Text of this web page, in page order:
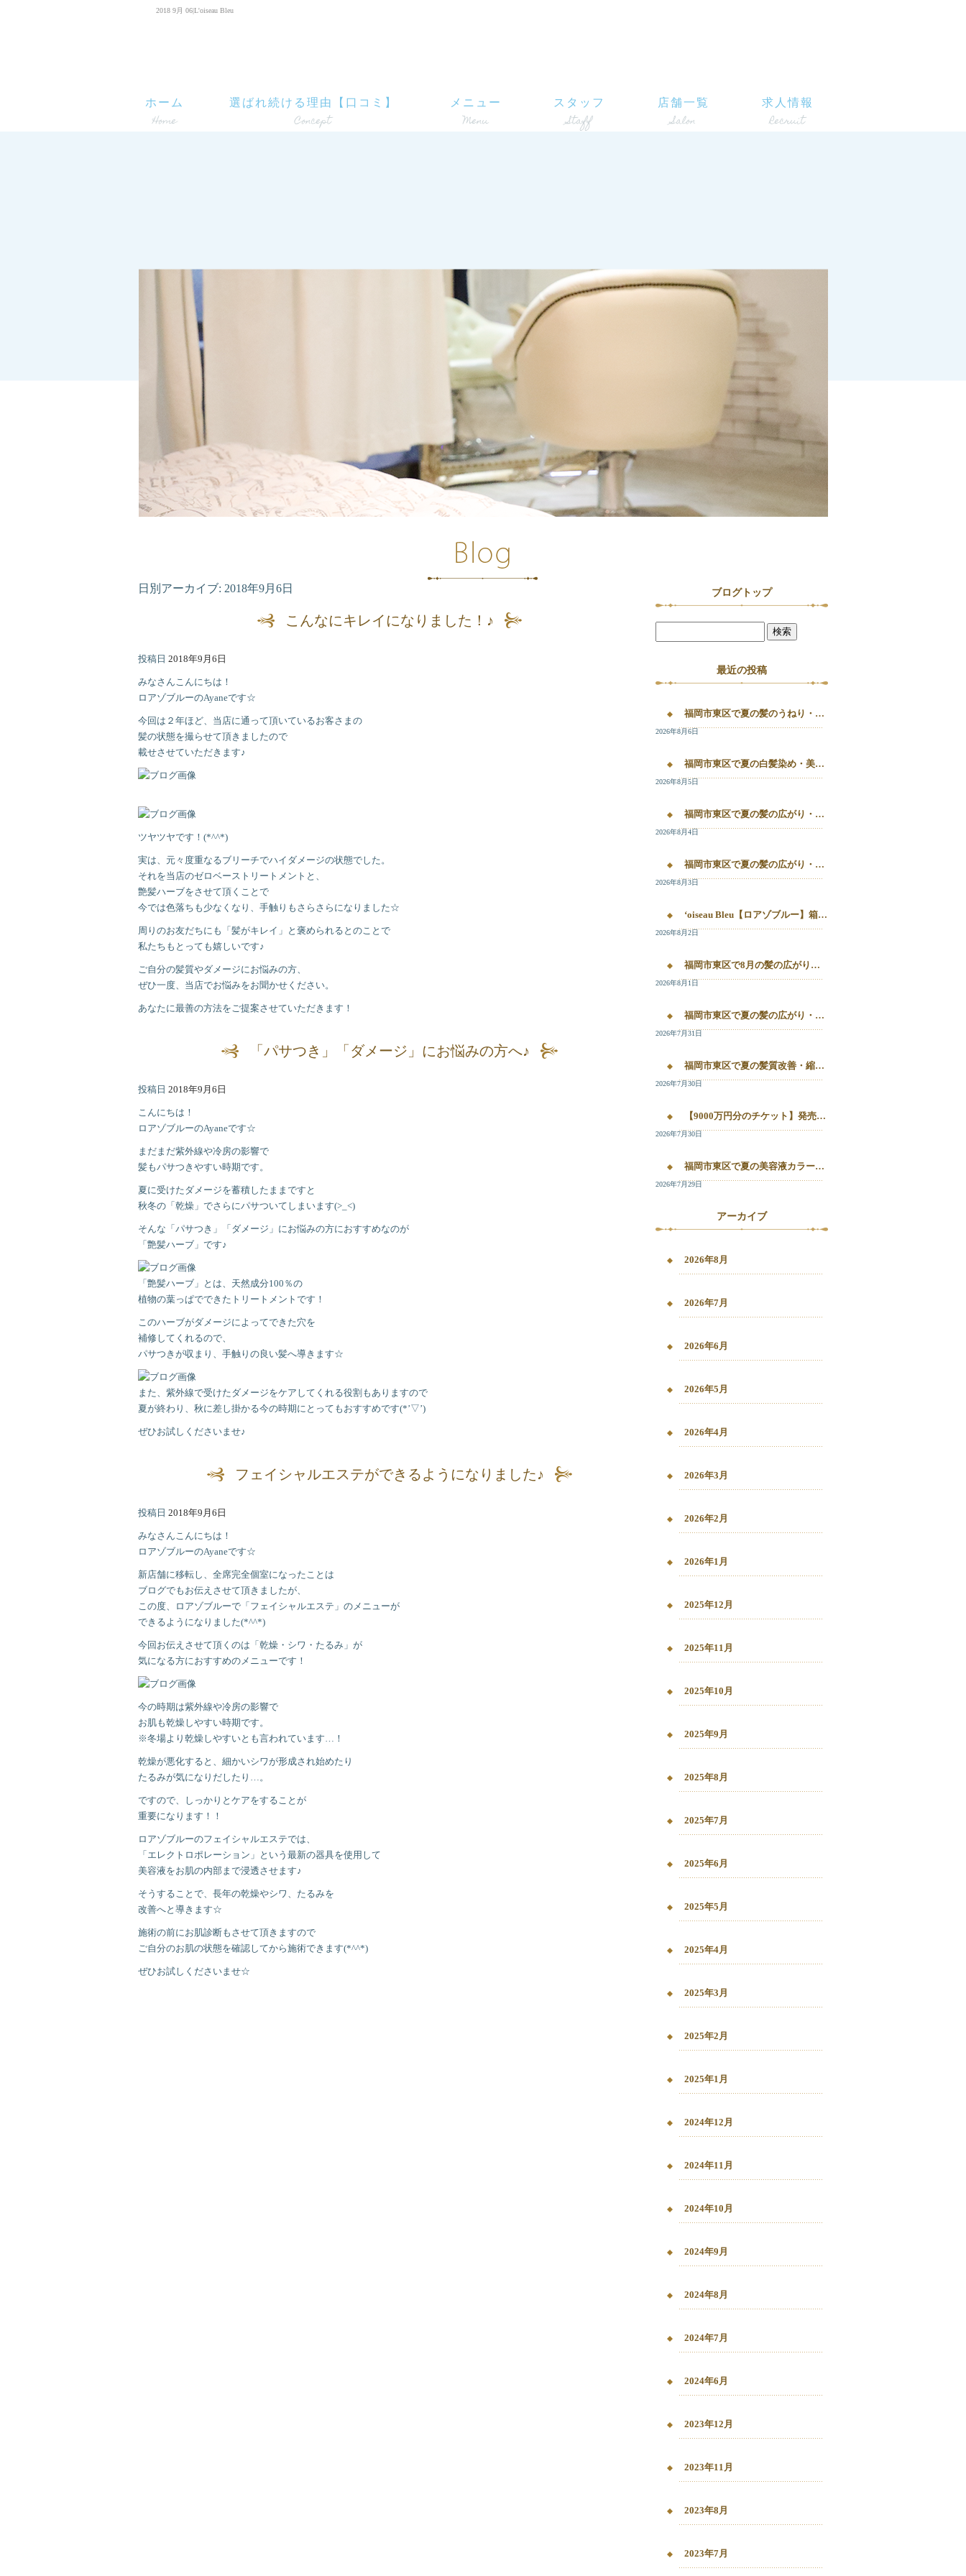
2018 9月 06|L'oiseau Bleu
ホーム 選ばれ続ける理由【口コミ】 メニュー スタッフ 店舗一覧 求人情報
日別アーカイブ: 2018年9月6日
こんなにキレイになりました！♪
投稿日 2018年9月6日
みなさんこんにちは！
ロアゾブルーのAyaneです☆
今回は２年ほど、当店に通って頂いているお客さまの
髪の状態を撮らせて頂きましたので
載せさせていただきます♪
ツヤツヤです！(*^^*)
実は、元々度重なるブリーチでハイダメージの状態でした。
それを当店のゼロベーストリートメントと、
艶髪ハーブをさせて頂くことで
今では色落ちも少なくなり、手触りもさらさらになりました☆
周りのお友だちにも「髪がキレイ」と褒められるとのことで
私たちもとっても嬉しいです♪
ご自分の髪質やダメージにお悩みの方、
ぜひ一度、当店でお悩みをお聞かせください。
あなたに最善の方法をご提案させていただきます！
「パサつき」「ダメージ」にお悩みの方へ♪
投稿日 2018年9月6日
こんにちは！
ロアゾブルーのAyaneです☆
まだまだ紫外線や冷房の影響で
髪もパサつきやすい時期です。
夏に受けたダメージを蓄積したままですと
秋冬の「乾燥」でさらにパサついてしまいます(>_<)
そんな「パサつき」「ダメージ」にお悩みの方におすすめなのが
「艶髪ハーブ」です♪
「艶髪ハーブ」とは、天然成分100％の
植物の葉っぱでできたトリートメントです！
このハーブがダメージによってできた穴を
補修してくれるので、
パサつきが収まり、手触りの良い髪へ導きます☆
また、紫外線で受けたダメージをケアしてくれる役割もありますので
夏が終わり、秋に差し掛かる今の時期にとってもおすすめです(*’▽’)
ぜひお試しくださいませ♪
フェイシャルエステができるようになりました♪
投稿日 2018年9月6日
みなさんこんにちは！
ロアゾブルーのAyaneです☆
新店舗に移転し、全席完全個室になったことは
ブログでもお伝えさせて頂きましたが、
この度、ロアゾブルーで「フェイシャルエステ」のメニューが
できるようになりました(*^^*)
今回お伝えさせて頂くのは「乾燥・シワ・たるみ」が
気になる方におすすめのメニューです！
今の時期は紫外線や冷房の影響で
お肌も乾燥しやすい時期です。
※冬場より乾燥しやすいとも言われています…！
乾燥が悪化すると、細かいシワが形成され始めたり
たるみが気になりだしたり…。
ですので、しっかりとケアをすることが
重要になります！！
ロアゾブルーのフェイシャルエステでは、
「エレクトロポレーション」という最新の器具を使用して
美容液をお肌の内部まで浸透させます♪
そうすることで、長年の乾燥やシワ、たるみを
改善へと導きます☆
施術の前にお肌診断もさせて頂きますので
ご自分のお肌の状態を確認してから施術できます(*^^*)
ぜひお試しくださいませ☆
ブログトップ
最近の投稿
福岡市東区で夏の髪のうねり・白髪染め・美容液カラーを相談するなら｜箱崎・千早のL’oiseau Bleu
2026年8月6日
福岡市東区で夏の白髪染め・美容液カラー・髪質改善を相談したい方へ｜箱崎・千早のL’oiseau Bleu
2026年8月5日
福岡市東区で夏の髪の広がり・白髪染め・美容液カラーを相談したい方へ｜箱崎・千早のL’oiseau Bleu
2026年8月4日
福岡市東区で夏の髪の広がり・白髪染め・美容液カラーを相談したい方へ｜箱崎・千早のL’oiseau Bleu
2026年8月3日
‘oiseau Bleu【ロアゾブルー】箱崎店】 福岡市東区箱崎で、夏の白髪染めやカラー後の毛先のパサつき、髪の艶不足が気になる方へ。
2026年8月2日
福岡市東区で8月の髪の広がり・白髪染め・美容液カラーを相談するなら
2026年8月1日
福岡市東区で夏の髪の広がり・白髪染め・美容液カラーを相談したい方へ｜箱崎・千早のL’oiseau Bleu
2026年7月31日
福岡市東区で夏の髪質改善・縮毛矯正・美容液カラーを相談したい方へ｜箱崎・千早の全席個室美容室ロアゾブルー
2026年7月30日
【9000万円分のチケット】発売開始！！20%OFFで施術が受けられます！
2026年7月30日
福岡市東区で夏の美容液カラー・白髪染め・髪質改善縮毛矯正を相談したい方へ
2026年7月29日
アーカイブ
2026年8月
2026年7月
2026年6月
2026年5月
2026年4月
2026年3月
2026年2月
2026年1月
2025年12月
2025年11月
2025年10月
2025年9月
2025年8月
2025年7月
2025年6月
2025年5月
2025年4月
2025年3月
2025年2月
2025年1月
2024年12月
2024年11月
2024年10月
2024年9月
2024年8月
2024年7月
2024年6月
2023年12月
2023年11月
2023年8月
2023年7月